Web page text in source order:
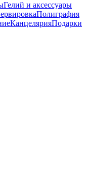
Гелий и аксессуары
Полиграфия
КанцелярияПодарки